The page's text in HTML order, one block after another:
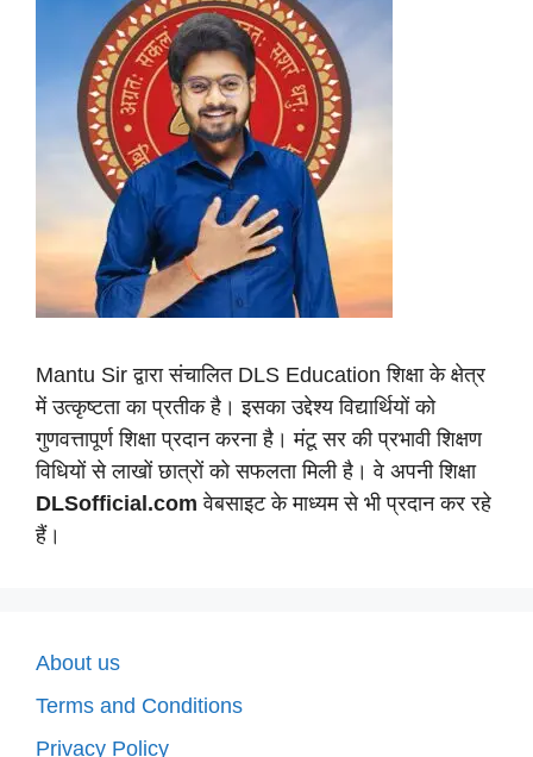
Mantu Sir द्वारा संचालित DLS Education शिक्षा के क्षेत्र
में उत्कृष्टता का प्रतीक है। इसका उद्देश्य विद्यार्थियों को
गुणवत्तापूर्ण शिक्षा प्रदान करना है। मंटू सर की प्रभावी शिक्षण
विधियों से लाखों छात्रों को सफलता मिली है। वे अपनी शिक्षा
DLSofficial.com वेबसाइट के माध्यम से भी प्रदान कर रहे
हैं।
About us
Terms and Conditions
Privacy Policy